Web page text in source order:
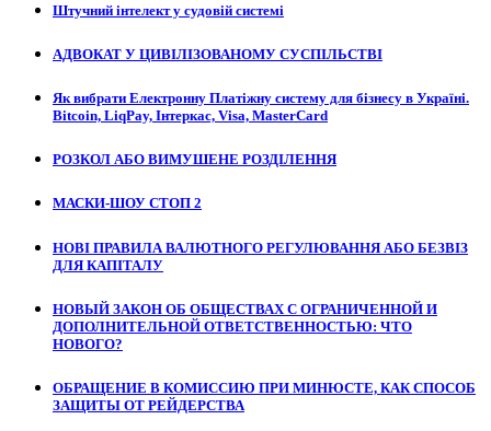
Штучний інтелект у судовій системі
АДВОКАТ У ЦИВІЛІЗОВАНОМУ СУСПІЛЬСТВІ
Як вибрати Електронну Платіжну систему для бізнесу в Україні.
Bitcoin, LiqPay, Інтеркас, Visa, MasterCard
РОЗКОЛ АБО ВИМУШЕНЕ РОЗДІЛЕННЯ
МАСКИ-ШОУ СТОП 2
НОВІ ПРАВИЛА ВАЛЮТНОГО РЕГУЛЮВАННЯ АБО БЕЗВІЗ
ДЛЯ КАПІТАЛУ
НОВЫЙ ЗАКОН ОБ ОБЩЕСТВАХ С ОГРАНИЧЕННОЙ И
ДОПОЛНИТЕЛЬНОЙ ОТВЕТСТВЕННОСТЬЮ: ЧТО
НОВОГО?
ОБРАЩЕНИЕ В КОМИССИЮ ПРИ МИНЮСТЕ, КАК СПОСОБ
ЗАЩИТЫ ОТ РЕЙДЕРСТВА